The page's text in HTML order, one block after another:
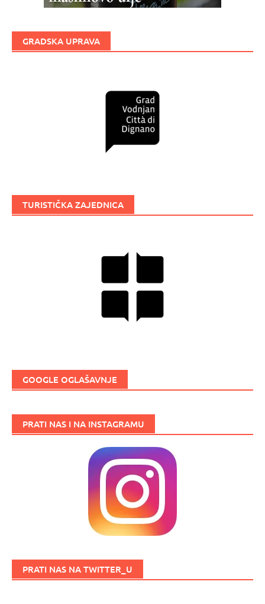
GRADSKA UPRAVA
TURISTIČKA ZAJEDNICA
GOOGLE OGLAŠAVNJE
PRATI NAS I NA INSTAGRAMU
PRATI NAS NA TWITTER_U